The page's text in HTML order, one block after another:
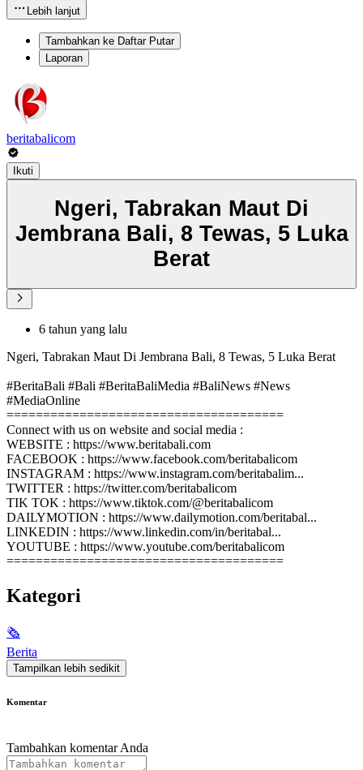
Lebih lanjut
Tambahkan ke Daftar Putar
Laporan
beritabalicom
Ikuti
Ngeri, Tabrakan Maut Di
Jembrana Bali, 8 Tewas, 5 Luka
Berat
6 tahun yang lalu
Ngeri, Tabrakan Maut Di Jembrana Bali, 8 Tewas, 5 Luka Berat
#BeritaBali #Bali #BeritaBaliMedia #BaliNews #News
#MediaOnline
======================================
Connect with us on website and social media :
WEBSITE : https://www.beritabali.com
FACEBOOK : https://www.facebook.com/beritabalicom
INSTAGRAM : https://www.instagram.com/beritabalim...
TWITTER : https://twitter.com/beritabalicom
TIK TOK : https://www.tiktok.com/@beritabalicom
DAILYMOTION : https://www.dailymotion.com/beritabal...
LINKEDIN : https://www.linkedin.com/in/beritabal...
YOUTUBE : https://www.youtube.com/beritabalicom
======================================
Kategori
🗞
Berita
Tampilkan lebih sedikit
Komentar
Tambahkan komentar Anda